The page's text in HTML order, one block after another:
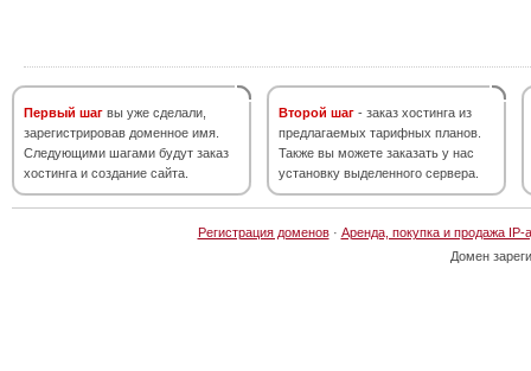
Первый шаг вы уже сделали,
зарегистрировав доменное имя.
Следующими шагами будут заказ
хостинга и создание сайта.
Второй шаг - заказ хостинга из
предлагаемых тарифных планов.
Также вы можете заказать у нас
установку выделенного сервера.
Регистрация доменов· Аренда, покупка и продажа IP-
Домен